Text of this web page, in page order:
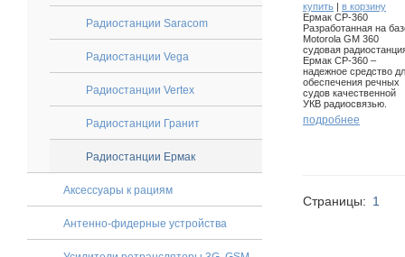
Радиостанции Saracom
Радиостанции Vega
Радиостанции Vertex
Радиостанции Гранит
Радиостанции Ермак
Аксессуары к рациям
Антенно-фидерные устройства
купить | в корзину
Ермак СР-360
Разработанная на
Motorola GM 360
судовая
Ермак СР-360 –
надежное средство
обеспечения речных
судов качественной
УКВ радиосвязью.
подробнее
Страницы: 1